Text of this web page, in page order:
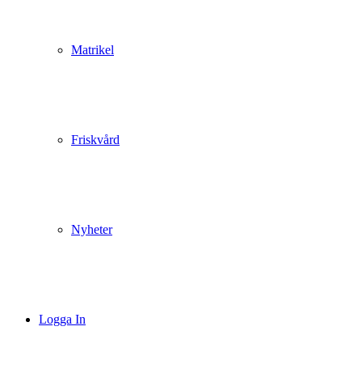
Matrikel
Friskvård
Nyheter
Logga In